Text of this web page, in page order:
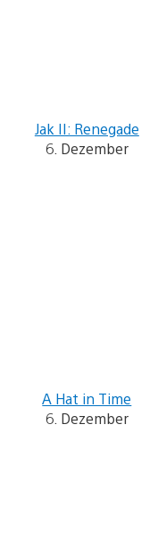
Jak II: Renegade
6. Dezember
A Hat in Time
6. Dezember